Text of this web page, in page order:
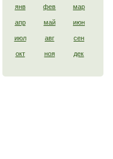
янв фев мар
апр май июн
июл авг сен
окт ноя дек